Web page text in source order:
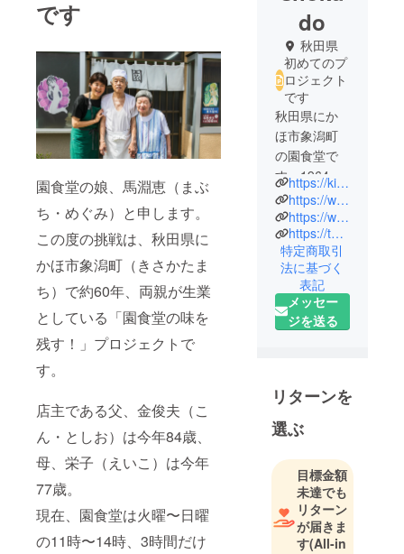
です
園食堂の娘、馬淵恵（まぶ
ち・めぐみ）と申します。
この度の挑戦は、秋田県に
かほ市象潟町（きさかたま
ち）で約60年、両親が生業
としている「園食堂の味を
残す！」プロジェクトで
す。
店主である父、金俊夫（こ
ん・としお）は今年84歳、
母、栄子（えいこ）は今年
77歳。
現在、園食堂は火曜〜日曜
の11時〜14時、3時間だけ
do
秋田県
初めてのプ
ロジェクト
です
秋田県にか
ほ市象潟町
の園食堂で
す。1964年
（昭和39
年）7月20日
創業し、来
年2024年に
60周年で
す。現在も
夫婦二人で
地元の皆様
昼だけ営業
ます。みな
いしいも
の」をご提
供したいと
いう一心で
https://kisakata-sono.com/
https://www.instagram.com/sonoshokudo/
https://www.facebook.com/sonoshokudo
https://twitter.com/kisakata_sono
特定商取引
法に基づく
表記
メッセー
ジを送る
リターンを
選ぶ
目標金額
未達でも
リターン
が届きま
す(All-in